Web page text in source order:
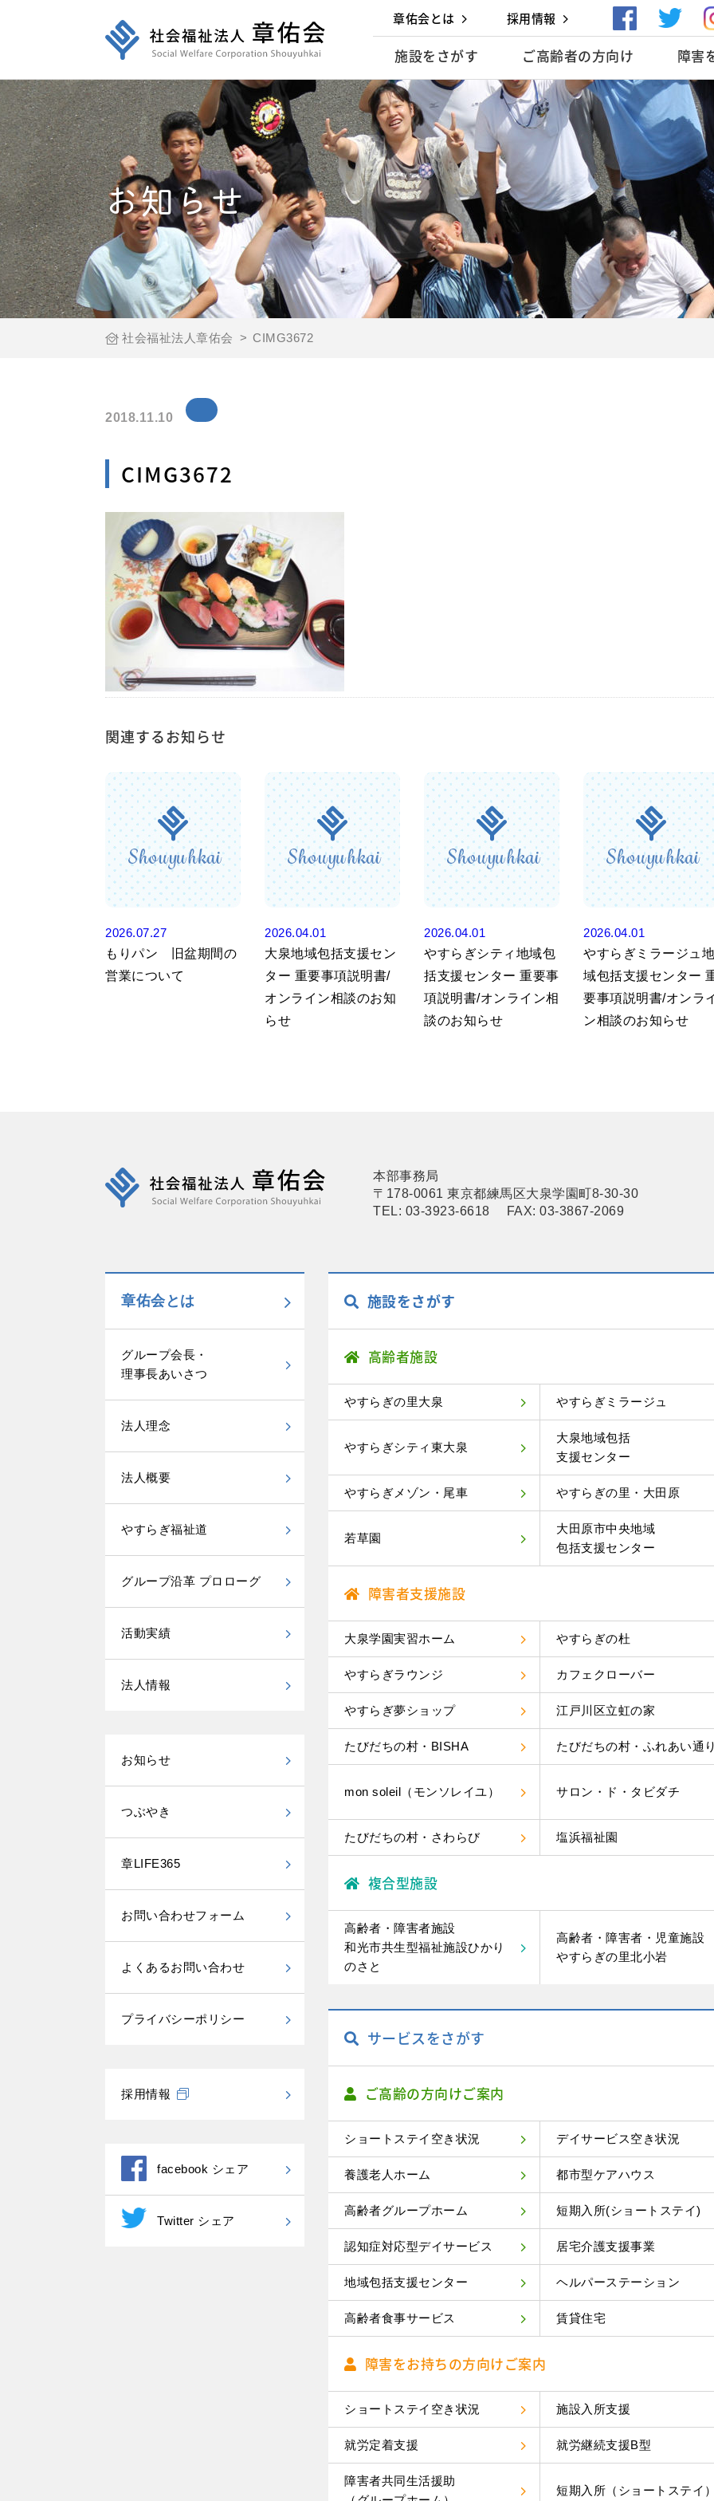
章佑会とは 採用情報
施設をさがす ご高齢者の方向け 障害
お知らせ
社会福祉法人章佑会 > CIMG3672
2018.11.10
CIMG3672
関連するお知らせ
2026.07.27
もりパン 旧盆期間の
営業について
2026.04.01
大泉地域包括支援セン
ター 重要事項説明書/
オンライン相談のお知
らせ
2026.04.01
やすらぎシティ地域包
括支援センター 重要事
項説明書/オンライン相
談のお知らせ
2026.04.01
やすらぎミラージュ地
域包括支援センター
要事項説明書/オンラ
ン相談のお知らせ
本部事務局
〒178-0061 東京都練馬区大泉学園町8-30-30
TEL: 03-3923-6618 FAX: 03-3867-2069
章佑会とは
グループ会長・
理事長あいさつ
法人理念
法人概要
やすらぎ福祉道
グループ沿革 プロローグ
活動実績
法人情報
お知らせ
つぶやき
章LIFE365
お問い合わせフォーム
よくあるお問い合わせ
プライバシーポリシー
採用情報
facebook シェア
Twitter シェア
施設をさがす
高齢者施設
やすらぎの里大泉 やすらぎミラージュ
やすらぎシティ東大泉
大泉地域包括
支援センター
やすらぎメゾン・尾車 やすらぎの里・大田原
若草園
大田原市中央地域
包括支援センター
障害者支援施設
大泉学園実習ホーム やすらぎの杜
やすらぎラウンジ カフェクローバー
やすらぎ夢ショップ 江戸川区立虹の家
たびだちの村・BISHA たびだちの村・ふれあい通り
mon soleil（モンソレイユ） サロン・ド・タビダチ
たびだちの村・さわらび 塩浜福祉園
複合型施設
高齢者・障害者施設
和光市共生型福祉施設ひかり
のさと
高齢者・障害者・児童施設
やすらぎの里北小岩
サービスをさがす
ご高齢の方向けご案内
ショートステイ空き状況 デイサービス空き状況
養護老人ホーム 都市型ケアハウス
高齢者グループホーム 短期入所(ショートステイ)
認知症対応型デイサービス 居宅介護支援事業
地域包括支援センター ヘルパーステーション
高齢者食事サービス 賃貸住宅
障害をお持ちの方向けご案内
ショートステイ空き状況 施設入所支援
就労定着支援 就労継続支援B型
障害者共同生活援助
短期入所（ショートステイ）